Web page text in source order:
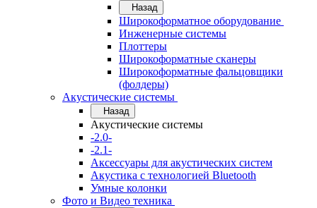
Назад
Широкоформатное оборудование
Инженерные системы
Плоттеры
Широкоформатные сканеры
Широкоформатные фальцовщики
(фолдеры)
Акустические системы
Назад
Акустические системы
-2.0-
-2.1-
Аксессуары для акустических систем
Акустика с технологией Bluetooth
Умные колонки
Фото и Видео техника